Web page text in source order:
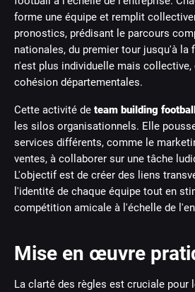
forme une équipe et remplit
pronostics, prédisant le parcours
nationales, du premier tour jusqu'à la
n'est plus individuelle mais collective,
cohésion départementales.
Cette activité de team building
les silos organisationnels. Elle
services différents, comme le
ventes, à collaborer sur une tâche
L'objectif est de créer des liens
l'identité de chaque équipe tout en
compétition amicale à l'échelle de
Mise en œuvre
La clarté des règles est cruciale pour